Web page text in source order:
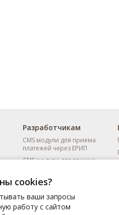
Разработчикам
CMS модули для приема
платежей через ЕРИП
CMS модули для приема
API документация
Контакты техподдержки
cookies?
ваши запросы
работу с сайтом